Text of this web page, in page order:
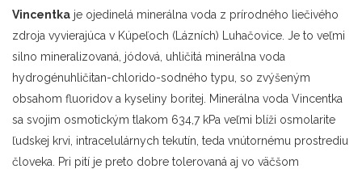
Vincentka je ojedinelá minerálna voda z prírodného liečivého
zdroja vyvierajúca v Kúpeľoch (Lázních) Luhačovice. Je to veľmi
silno mineralizovaná, jódová, uhličitá minerálna voda
hydrogénuhličitan-chlorido-sodného typu, so zvýšeným
obsahom fluoridov a kyseliny boritej. Minerálna voda Vincentka
sa svojim osmotickým tlakom 634,7 kPa veľmi blíži osmolarite
ľudskej krvi, intracelulárnych tekutín, teda vnútornému prostrediu
človeka. Pri pití je preto dobre tolerovaná aj vo väčšom